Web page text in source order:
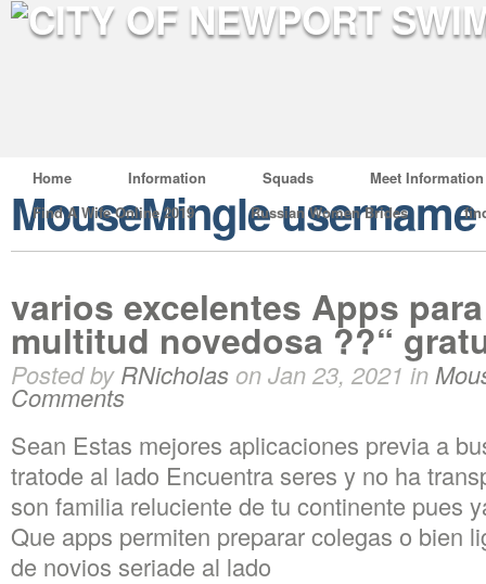
Home Information Squads
Meet Information
Find A Wife Online 2019
Russian Women Brides
MouseMingle username
varios excelentes Apps
multitud novedosa ??“
Posted byRNicholas on Jan 23, 2021 in
Comments
Sean Estas mejores aplicaciones previa a
tratode al lado Encuentra seres y no ha
son familia reluciente de tu continente pues
Que apps permiten preparar colegas o bien
de novios seriade al lado